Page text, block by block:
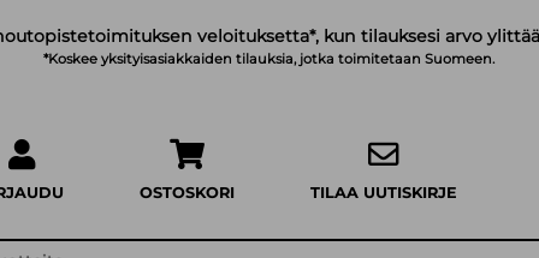
veloituksetta*, kun tilauksesi arvo
*Koskee yksityisasiakkaiden tilauksia, jotka toimitetaan Suomeen.
OSTOSKORI TILAA UUTISKIRJE